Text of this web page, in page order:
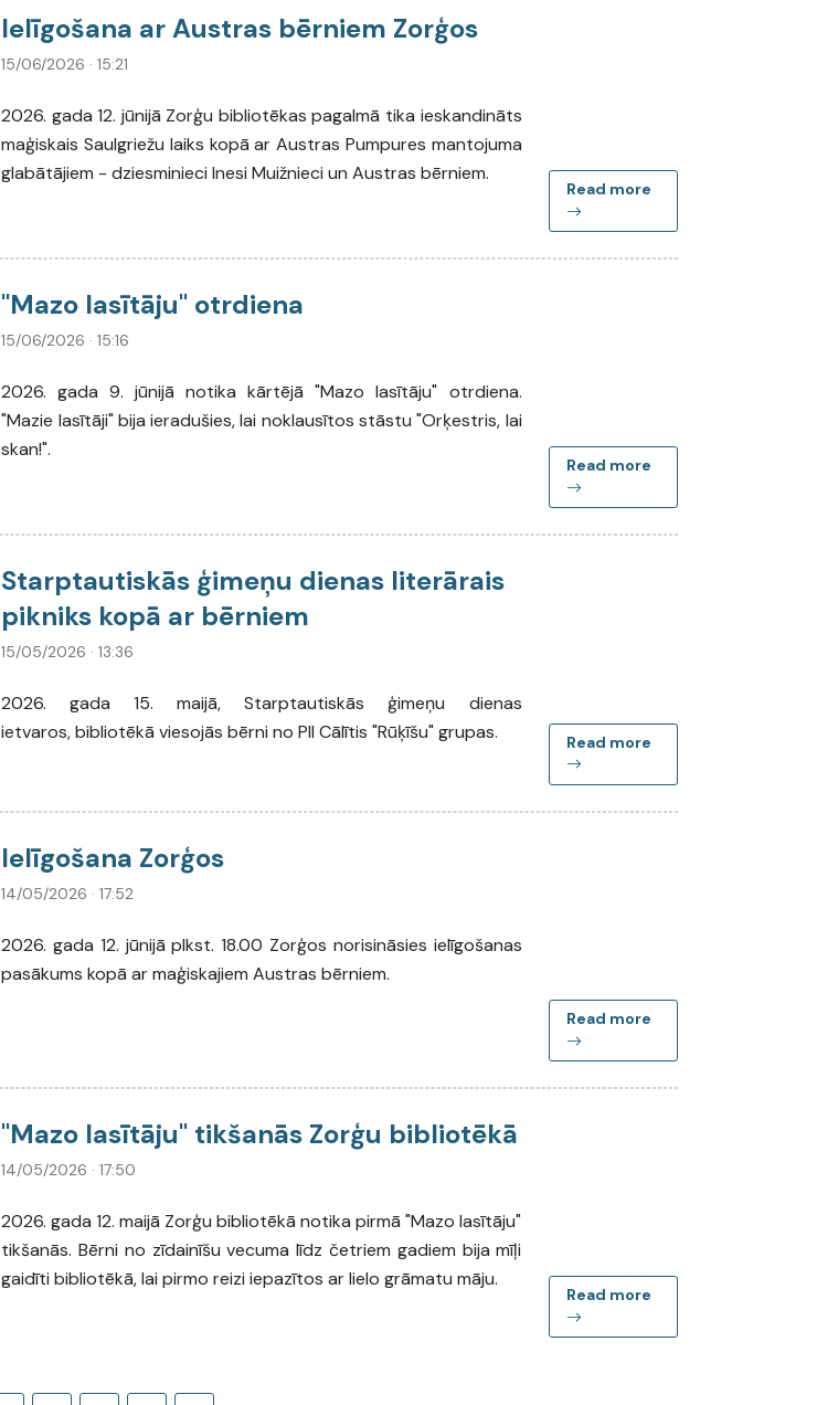
Ielīgošana ar Austras bērniem Zorģos
15/06/2026 · 15:21
2026. gada 12. jūnijā Zorģu bibliotēkas pagalmā tika ieskandināts
maģiskais Saulgriežu laiks kopā ar Austras Pumpures mantojuma
glabātājiem - dziesminieci Inesi Muižnieci un Austras bērniem.
Read more
"Mazo lasītāju" otrdiena
15/06/2026 · 15:16
2026. gada 9. jūnijā notika kārtējā "Mazo lasītāju" otrdiena.
"Mazie lasītāji" bija ieradušies, lai noklausītos stāstu "Orķestris, lai
skan!".
Read more
Starptautiskās ģimeņu dienas literārais
pikniks kopā ar bērniem
15/05/2026 · 13:36
2026. gada 15. maijā, Starptautiskās ģimeņu dienas
ietvaros, bibliotēkā viesojās bērni no PII Cālītis "Rūķīšu" grupas.
Read more
Ielīgošana Zorģos
14/05/2026 · 17:52
2026. gada 12. jūnijā plkst. 18.00 Zorģos norisināsies ielīgošanas
pasākums kopā ar maģiskajiem Austras bērniem.
Read more
"Mazo lasītāju" tikšanās Zorģu bibliotēkā
14/05/2026 · 17:50
2026. gada 12. maijā Zorģu bibliotēkā notika pirmā "Mazo lasītāju"
tikšanās. Bērni no zīdainīšu vecuma līdz četriem gadiem bija mīļi
gaidīti bibliotēkā, lai pirmo reizi iepazītos ar lielo grāmatu māju.
Read more